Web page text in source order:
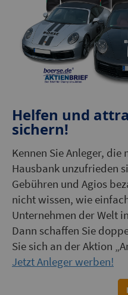
Helfen und
sichern!
Kennen Sie Anleger,
Hausbank unzufrieden
Gebühren und Agios
nicht wissen, wie
Unternehmen der Welt
Dann schaffen Sie
Sie sich an der Aktion
Jetzt Anleger werben!